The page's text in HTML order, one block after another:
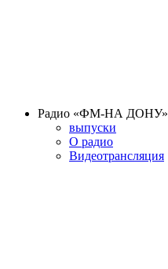
Радио «ФМ-НА ДОНУ»
выпуски
О радио
Видеотрансляция